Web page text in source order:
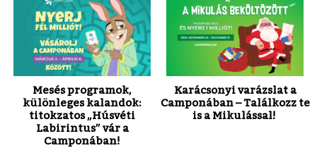
Mesés programok,
különleges kalandok:
titokzatos „Húsvéti
Labirintus” vár a
Camponában!
Karácsonyi varázslat a
Camponában – Találkozz te
is a Mikulással!